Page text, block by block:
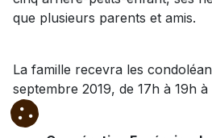
que plusieurs parents et amis.
La famille recevra les
septembre 2019, de 17h à 19h à